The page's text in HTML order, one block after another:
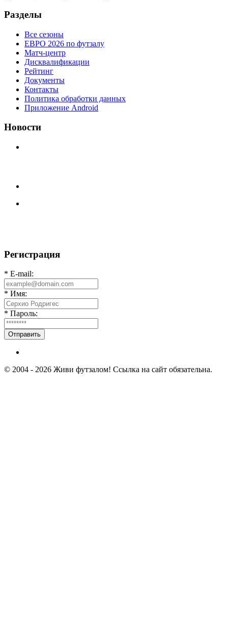
Разделы
Все сезоны
ЕВРО 2026 по футзалу
Матч-центр
Дисквалификации
Рейтинг
Документы
Контакты
Политика обработки данных
Приложение Android
Новости
Регистрация
* E-mail:
* Имя:
* Пароль:
Отправить
© 2004 - 2026 Живи футзалом! Ссылка на сайт обязательна.